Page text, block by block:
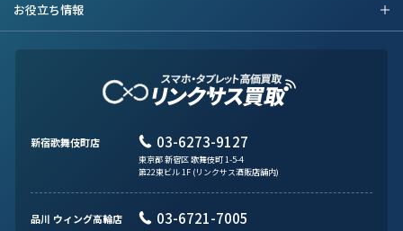
お役立ち情報
新宿歌舞伎町店 03-6273-9127
東京都 新宿区 歌舞伎町 1-5-4
第22東ビル 1F (リンクサス酒販店舗内)
品川 ウィング高輪店 03-6721-7005